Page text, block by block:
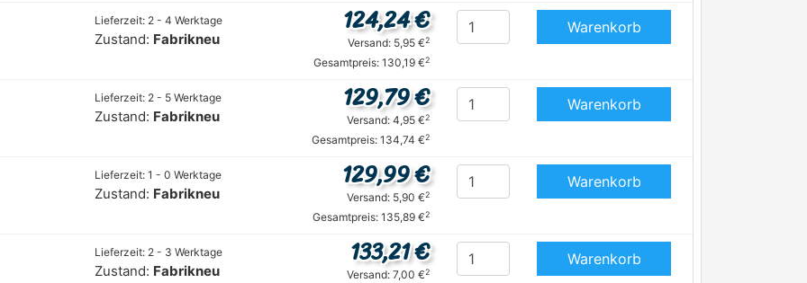
Lieferzeit: 2 - 4 Werktage
Zustand: Fabrikneu
124,24 €
Versand: 5,95 €2
Gesamtpreis: 130,19 €2
Warenkorb
Lieferzeit: 2 - 5 Werktage
Zustand: Fabrikneu
129,79 €
Versand: 4,95 €2
Gesamtpreis: 134,74 €2
Warenkorb
Lieferzeit: 1 - 0 Werktage
Zustand: Fabrikneu
129,99 €
Versand: 5,90 €2
Gesamtpreis: 135,89 €2
Warenkorb
Lieferzeit: 2 - 3 Werktage
Zustand: Fabrikneu
133,21 €
Versand: 7,00 €2
Warenkorb